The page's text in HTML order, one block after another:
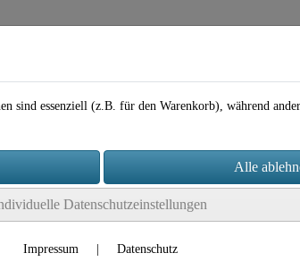
sind essenziell (z.B. für den Warenkorb), während
Datenschutzeinstellungen
Impressum Datenschutz